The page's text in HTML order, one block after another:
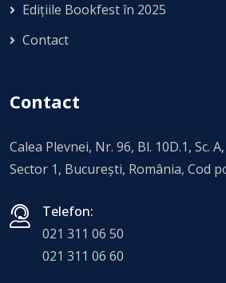
Edițiile Bookfest în 2025
Contact
Contact
Calea Plevnei, Nr. 96, Bl. 10D.1, Sc.
Sector 1, Bucureşti, România, Cod
Telefon:
021 311 06 50
021 311 06 60